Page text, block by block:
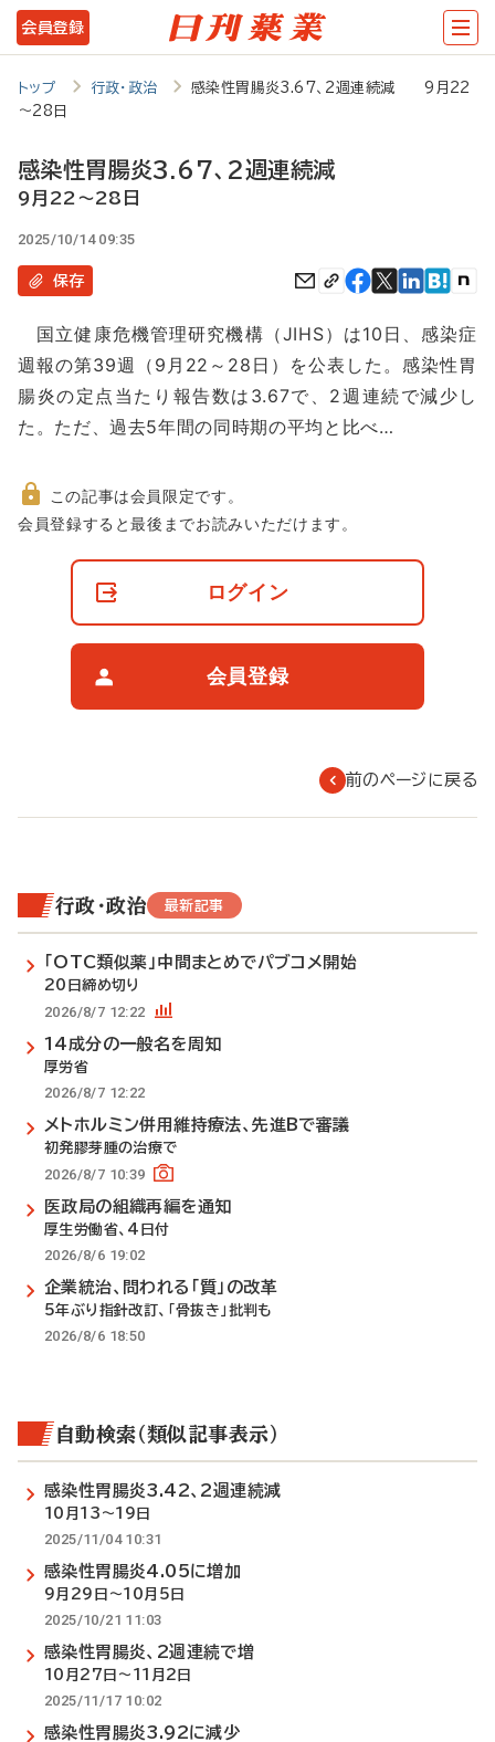
メ
イ
テ
ツ
に
動
会員登録
トップ 行政・政治
感染性胃腸炎3.67、2週連続減 9月22
～28日
感染性胃腸炎3.67、2週連続減
9月22～28日
2025/10/14 09:35
保存
国立健康危機管理研究機構（JIHS）は10日、感染症
週報の第39週（9月22～28日）を公表した。感染性胃
腸炎の定点当たり報告数は3.67で、2週連続で減少し
た。ただ、過去5年間の同時期の平均と比べ…
非
この記事は会員限定です。
会員登録すると最後までお読みいただけます。
ログイン
会員登録
前のページに戻る
行政・政治 最新記事
「OTC類似薬」中間まとめでパブコメ開始
20日締め切り
2026/8/7 12:22
14成分の一般名を周知
厚労省
2026/8/7 12:22
メトホルミン併用維持療法、先進Bで審議
初発膠芽腫の治療で
2026/8/7 10:39
医政局の組織再編を通知
厚生労働省、4日付
2026/8/6 19:02
企業統治、問われる「質」の改革
5年ぶり指針改訂、「骨抜き」批判も
2026/8/6 18:50
自動検索（類似記事表示）
感染性胃腸炎3.42、2週連続減
10月13～19日
2025/11/04 10:31
感染性胃腸炎4.05に増加
9月29日～10月5日
2025/10/21 11:03
感染性胃腸炎、2週連続で増
10月27日～11月2日
2025/11/17 10:02
感染性胃腸炎3.92に減少